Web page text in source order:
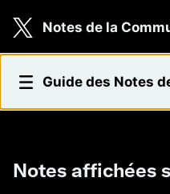
Notes de la
NotesGuide des Notes
Notes affichées